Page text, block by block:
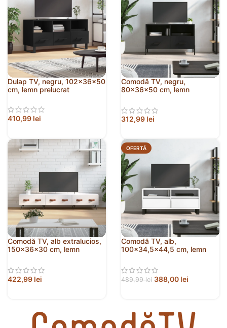
Dulap TV, negru, 102x36x50
cm, lemn prelucrat
410,99 lei
Comodă TV, negru,
80x36x50 cm, lemn
312,99 lei
Comodă TV, alb extralucios,
150x36x30 cm, lemn
422,99 lei
OFERTĂ
Comodă TV, alb,
100×34,5×44,5 cm, lemn
489,99lei 388,00 lei